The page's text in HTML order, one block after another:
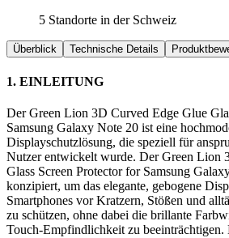
5 Standorte in der Schweiz
Überblick Technische Details
1. EINLEITUNG
Der Green Lion 3D Curved Edge Glue
Samsung Galaxy Note 20 ist eine
Displayschutzlösung, die speziell für
Nutzer entwickelt wurde. Der Green Lion
Glass Screen Protector for Samsung
konzipiert, um das elegante, gebogene
Smartphones vor Kratzern, Stößen und
zu schützen, ohne dabei die brillante
Touch-Empfindlichkeit zu